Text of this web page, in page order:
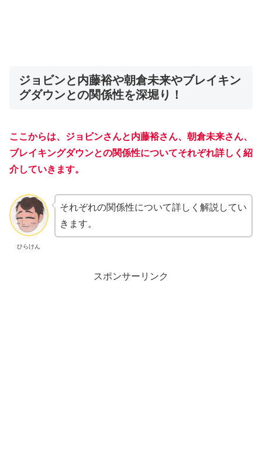
ジョビンと内藤裕や朝倉未来やブレイキン
グダウンとの関係性を深堀り！
ここからは、ジョビンさんと内藤裕さん、朝倉未来さん、
ブレイキングダウンとの関係性についてそれぞれ詳しく紹
介していきます。
ひらけん
それぞれの関係性について詳しく解説してい
きます。
スポンサーリンク